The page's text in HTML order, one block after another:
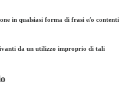
in qualsiasi forma di frasi e/o contenti
da un utilizzo improprio di tali